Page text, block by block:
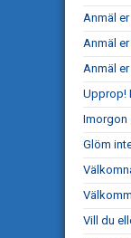
Anmäl
Anmäl
Anmäl
Upprop!
Imorgon
Glöm
Vill du